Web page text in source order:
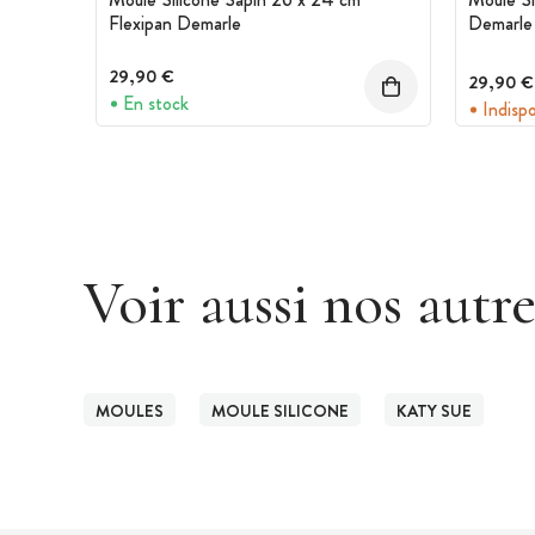
Flexipan Demarle
29,90 €
En stock
Demarle
29,90 €
Voir aussi nos
MOULES MOULE SILICONE KATY SUE